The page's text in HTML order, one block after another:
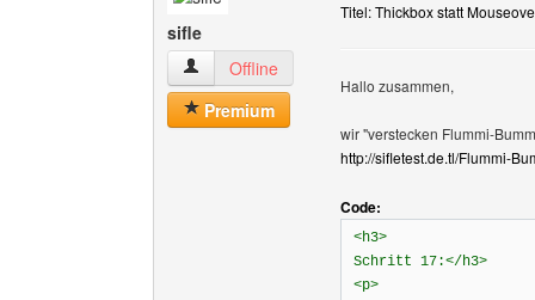
sifle
sifle Benutzer-Profile anzeigen
Offline
Premium
Titel: Thickbox statt
Hallo zusammen,
wir "verstecken Flummi-
http://sifletest.de.tl/Flummi-
Code:
<h3>
Schritt 17:</h3>
<p>